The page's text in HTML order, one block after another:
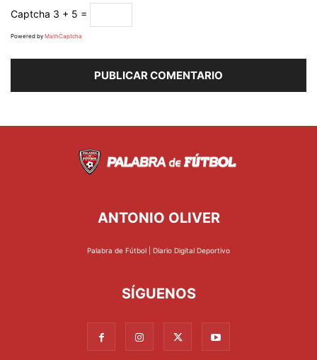
Captcha 3 + 5 =
Powered by MathCaptcha
ANTONIO OLIVER
Palabra de Fútbol | Diario Digital Deportivo
SÍGUENOS